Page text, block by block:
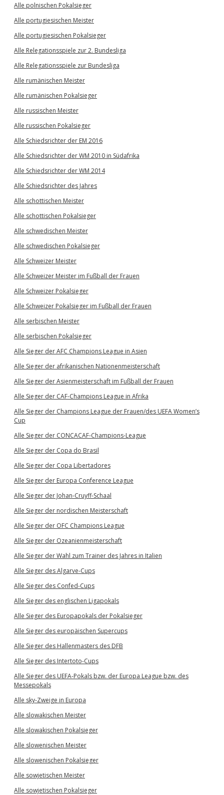
Alle polnischen Pokalsieger
Alle portugiesischen Meister
Alle portugiesischen Pokalsieger
Alle Relegationsspiele zur 2. Bundesliga
Alle Relegationsspiele zur Bundesliga
Alle rumänischen Meister
Alle rumänischen Pokalsieger
Alle russischen Meister
Alle russischen Pokalsieger
Alle Schiedsrichter der EM 2016
Alle Schiedsrichter der WM 2010 in Südafrika
Alle Schiedsrichter der WM 2014
Alle Schiedsrichter des Jahres
Alle schottischen Meister
Alle schottischen Pokalsieger
Alle schwedischen Meister
Alle schwedischen Pokalsieger
Alle Schweizer Meister
Alle Schweizer Meister im Fußball der Frauen
Alle Schweizer Pokalsieger
Alle Schweizer Pokalsieger im Fußball der Frauen
Alle serbischen Meister
Alle serbischen Pokalsieger
Alle Sieger der AFC Champions League in Asien
Alle Sieger der afrikanischen Nationenmeisterschaft
Alle Sieger der Asienmeisterschaft im Fußball der Frauen
Alle Sieger der CAF-Champions League in Afrika
Alle Sieger der Champions League der Frauen/des UEFA Women’s
Cup
Alle Sieger der CONCACAF-Champions-League
Alle Sieger der Copa do Brasil
Alle Sieger der Copa Libertadores
Alle Sieger der Europa Conference League
Alle Sieger der Johan-Cruyff-Schaal
Alle Sieger der nordischen Meisterschaft
Alle Sieger der OFC Champions League
Alle Sieger der Ozeanienmeisterschaft
Alle Sieger der Wahl zum Trainer des Jahres in Italien
Alle Sieger des Algarve-Cups
Alle Sieger des Confed-Cups
Alle Sieger des englischen Ligapokals
Alle Sieger des Europapokals der Pokalsieger
Alle Sieger des europäischen Supercups
Alle Sieger des Hallenmasters des DFB
Alle Sieger des Intertoto-Cups
Alle Sieger des UEFA-Pokals bzw. der Europa League bzw. des
Messepokals
Alle sky-Zweige in Europa
Alle slowakischen Meister
Alle slowakischen Pokalsieger
Alle slowenischen Meister
Alle slowenischen Pokalsieger
Alle sowjetischen Meister
Alle sowjetischen Pokalsieger